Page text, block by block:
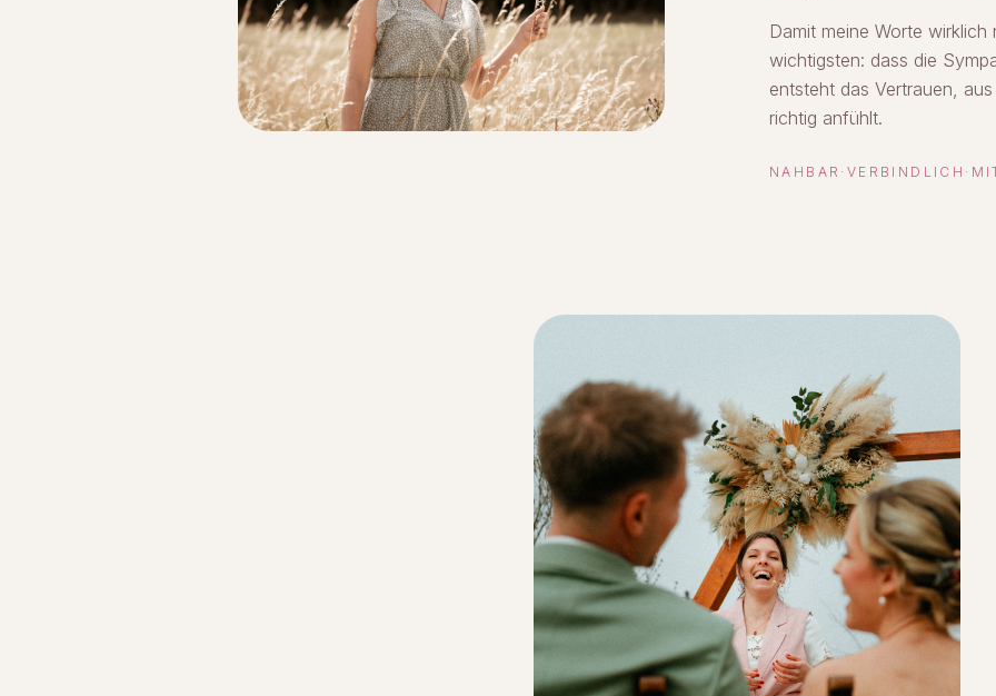
Damit meine Worte
wichtigsten: dass die
entsteht das Vertrauen,
richtig anfühlt.
NAHBAR · VERBINDLICH ·